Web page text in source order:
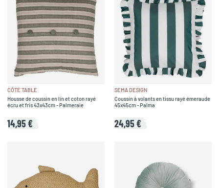
CÔTÉ TABLE
Housse de coussin en lin et coton rayé
écru et fris 43x43cm - Palmeraie
14,95 €
SEMA DESIGN
Coussin à volants en tissu rayé émeraude
45x45cm - Palma
24,95 €